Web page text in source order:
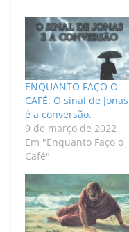
ENQUANTO FAÇO O
CAFÉ: O sinal de Jonas
é a conversão.
9 de março de 2022
Em "Enquanto Faço o
Café"